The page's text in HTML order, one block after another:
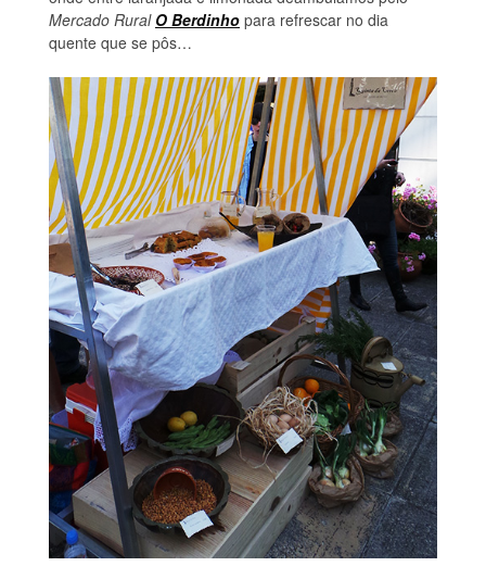
Mercado Rural O Berdinho para refrescar no dia
quente que se pôs…